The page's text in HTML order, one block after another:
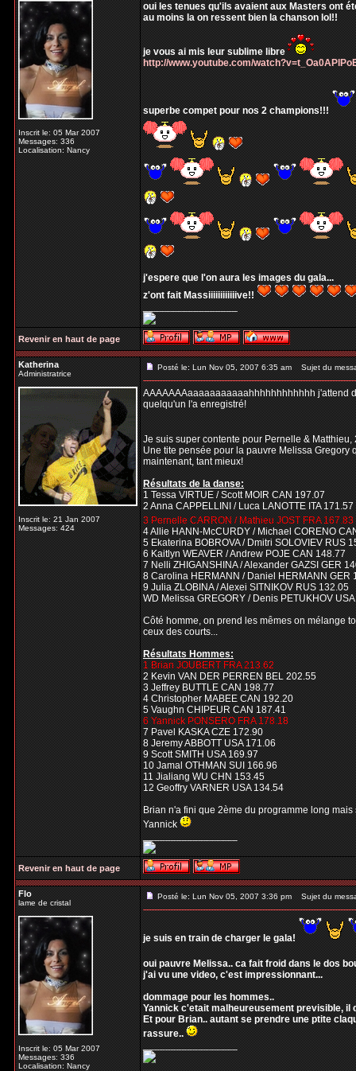
Inscrit le: 05 Mar 2007
Messages: 336
Localisation: Nancy
oui les tenues qu'ils avaient aux Masters ont
au moins la on ressent bien la chanson lol!!
je vous ai mis leur sublime libre
http://www.youtube.com/
superbe compet pour nos 2 champions!!!
j'espere que l'on aura les images du gala...
z'ont fait Massiiiiiiiiiiiive!!
_________________
Revenir en haut de page
Katherina
Administratrice
Inscrit le: 21 Jan 2007
Messages: 424
Posté le: Lun Nov 05, 2007 6:35 am Sujet du
AAAAAAAaaaaaaaaaaahhhhhhhhhhhh j'attend
quelqu'un l'a enregistré!
Je suis super contente pour Pernelle &
Une tite pensée pour la pauvre Melissa
maintenant, tant mieux!
Résultats de la danse:
1 Tessa VIRTUE / Scott MOIR CAN 197.07
2 Anna CAPPELLINI / Luca LANOTTE ITA 171.57
3 Pernelle CARRON / Mathieu JOST FRA 167.83
4 Allie HANN-McCURDY / Michael CORENO
5 Ekaterina BOBROVA / Dmitri SOLOVIEV RUS
6 Kaitlyn WEAVER / Andrew POJE CAN 148.77
7 Nelli ZHIGANSHINA / Alexander GAZSI GER
8 Carolina HERMANN / Daniel HERMANN GER
9 Julia ZLOBINA / Alexei SITNIKOV RUS 132.05
WD Melissa GREGORY / Denis PETUKHOV USA
Côté homme, on prend les mêmes on mélange
ceux des courts...
Résultats Hommes:
1 Brian JOUBERT FRA 213.62
2 Kevin VAN DER PERREN BEL 202.55
3 Jeffrey BUTTLE CAN 198.77
4 Christopher MABEE CAN 192.20
5 Vaughn CHIPEUR CAN 187.41
6 Yannick PONSERO FRA 178.18
7 Pavel KASKA CZE 172.90
8 Jeremy ABBOTT USA 171.06
9 Scott SMITH USA 169.97
10 Jamal OTHMAN SUI 166.96
11 Jialiang WU CHN 153.45
12 Geoffry VARNER USA 134.54
Brian n'a fini que 2ème du programme long
Yannick
_________________
Revenir en haut de page
Flo
lame de cristal
Inscrit le: 05 Mar 2007
Messages: 336
Localisation: Nancy
Posté le: Lun Nov 05, 2007 3:36 pm Sujet du
je suis en train de charger le gala!
oui pauvre Melissa.. ca fait froid dans le dos
j'ai vu une video, c'est impressionnant...
dommage pour les hommes..
Yannick c'etait malheureusement previsible, il
Et pour Brian.. autant se prendre une ptite
rassure..
_________________